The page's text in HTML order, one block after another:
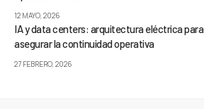
12 MAYO, 2026
IA y data centers: arquitectura eléctrica para
asegurar la continuidad operativa
27 FEBRERO, 2026